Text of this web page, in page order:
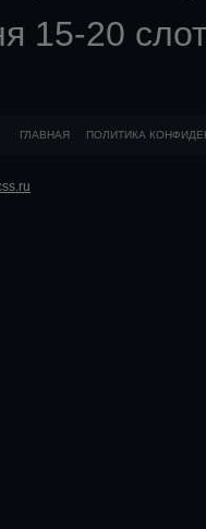
15-20
ГЛАВНАЯ ПОЛИТИКА